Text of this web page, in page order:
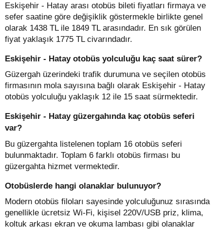
Eskişehir - Hatay arası otobüs bileti fiyatları firmaya ve
sefer saatine göre değişiklik göstermekle birlikte genel
olarak 1438 TL ile 1849 TL arasındadır. En sık görülen
fiyat yaklaşık 1775 TL civarındadır.
Eskişehir - Hatay otobüs yolculuğu kaç saat sürer?
Güzergah üzerindeki trafik durumuna ve seçilen otobüs
firmasının mola sayısına bağlı olarak Eskişehir - Hatay
otobüs yolculuğu yaklaşık 12 ile 15 saat sürmektedir.
Eskişehir - Hatay güzergahında kaç otobüs seferi
var?
Bu güzergahta listelenen toplam 16 otobüs seferi
bulunmaktadır. Toplam 6 farklı otobüs firması bu
güzergahta hizmet vermektedir.
Otobüslerde hangi olanaklar bulunuyor?
Modern otobüs filoları sayesinde yolculuğunuz sırasında
genellikle ücretsiz Wi-Fi, kişisel 220V/USB priz, klima,
koltuk arkası ekran ve okuma lambası gibi olanaklar